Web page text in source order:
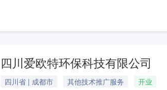
四川爱欧特环保科技有限公司
四川省 | 成都市 其他技术推广服务
开业